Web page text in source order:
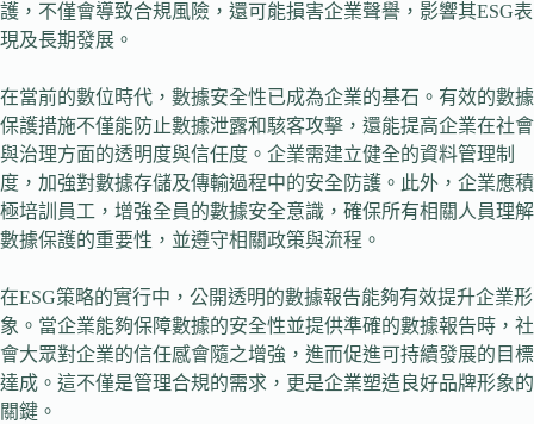
護，不僅會導致合規風險，還可能損害企業聲譽，影響其ESG表
現及長期發展。
在當前的數位時代，數據安全性已成為企業的基石。有效的數據
保護措施不僅能防止數據泄露和駭客攻擊，還能提高企業在社會
與治理方面的透明度與信任度。企業需建立健全的資料管理制
度，加強對數據存儲及傳輸過程中的安全防護。此外，企業應積
極培訓員工，增強全員的數據安全意識，確保所有相關人員理解
數據保護的重要性，並遵守相關政策與流程。
在ESG策略的實行中，公開透明的數據報告能夠有效提升企業形
象。當企業能夠保障數據的安全性並提供準確的數據報告時，社
會大眾對企業的信任感會隨之增強，進而促進可持續發展的目標
達成。這不僅是管理合規的需求，更是企業塑造良好品牌形象的
關鍵。